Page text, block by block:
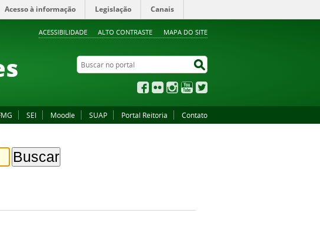
ACESSIBILIDADE ALTO CONTRASTE MAPA DO SITE
Acesso à informação Legislação Canais
Buscar no portal
Facebook
Flickr InstagramYouTube
SEI Moodle SUAP Portal Reitoria Contato